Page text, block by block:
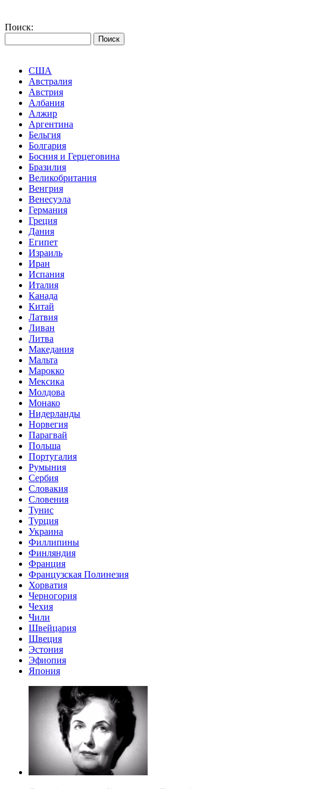
Поиск:
США
Австралия
Австрия
Албания
Алжир
Аргентина
Бельгия
Болгария
Босния и Герцеговина
Бразилия
Великобритания
Венгрия
Венесуэла
Германия
Греция
Дания
Египет
Израиль
Иран
Испания
Италия
Канада
Китай
Латвия
Ливан
Литва
Македания
Мальта
Марокко
Мексика
Молдова
Монако
Нидерланды
Норвегия
Парагвай
Польша
Португалия
Румыния
Сербия
Словакия
Словения
Тунис
Турция
Украина
Филлипины
Финляндия
Франция
Французская Полинезия
Хорватия
Черногория
Чехия
Чили
Швейцария
Швеция
Эстония
Эфиопия
Япония